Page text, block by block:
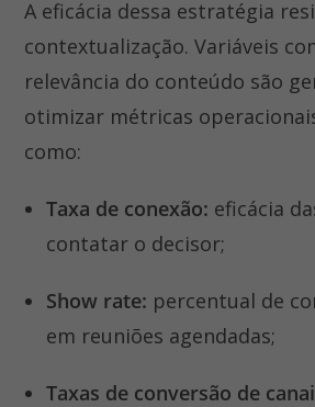
A eficácia dessa estratégia
contextualização. Variáveis
relevância do conteúdo são
otimizar métricas
como:
Taxa de conexão: eficácia
contatar o decisor;
Show rate: percentual de
em reuniões agendadas;
Taxas de conversão de